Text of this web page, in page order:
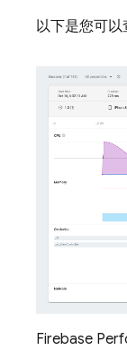
以下是您可以
Firebase